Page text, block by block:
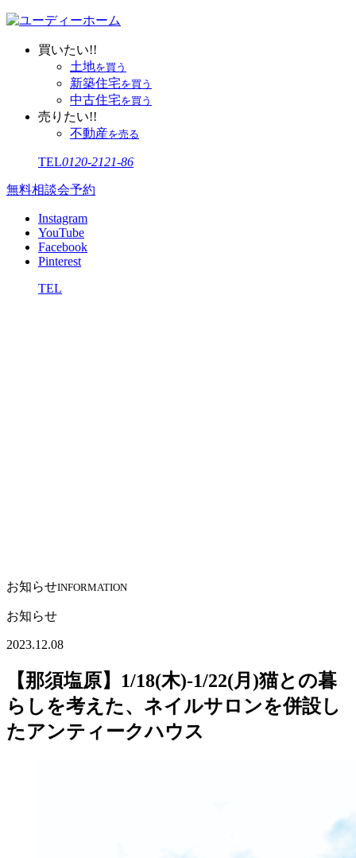
買いたい!!
土地を買う
新築住宅を買う
中古住宅を買う
売りたい!!
不動産を売る
TEL0120-2121-86
無料相談会予約
Instagram
YouTube
Facebook
Pinterest
TEL
お知らせINFORMATION
お知らせ
2023.12.08
【那須塩原】1/18(木)-1/22(月)猫との暮
らしを考えた、ネイルサロンを併設し
たアンティークハウス